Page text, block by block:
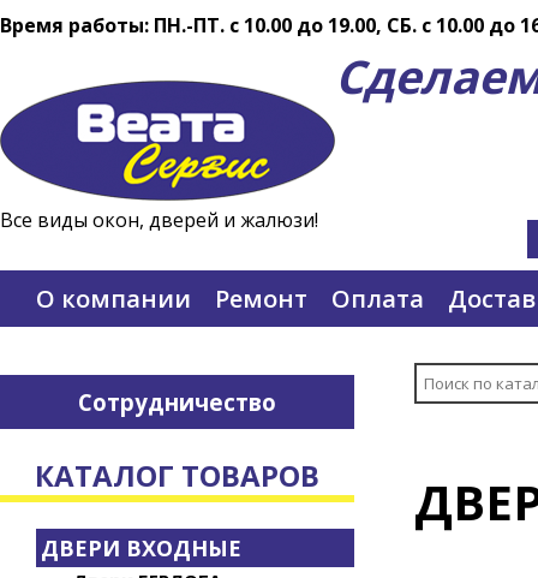
Время работы: ПН.-ПТ. c 10.00 до 19.00, СБ. с 10.00 до
Все виды окон, дверей и жалюзи!
О компании Ремонт Оплата
Сотрудничество
КАТАЛОГ ТОВАРОВ
ДВЕРИ ВХОДНЫЕ